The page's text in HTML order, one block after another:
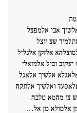
אבי אלמפצל
שצ יוצל
אלזקן אלגליל
יעקוב וכיל אלמואלי
אלשיך אלאגל
ואלשיך אלתקה
צו מהמא טלבה
אלמולא מן אל…